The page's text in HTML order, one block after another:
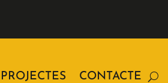
PROJECTES CONTACTE